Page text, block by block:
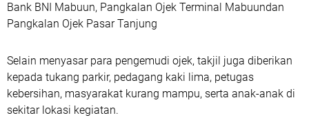
Bank BNI Mabuun, Pangkalan Ojek Terminal Mabuundan
Pangkalan Ojek Pasar Tanjung
Selain menyasar para pengemudi ojek, takjil juga diberikan
kepada tukang parkir, pedagang kaki lima, petugas
kebersihan, masyarakat kurang mampu, serta anak-anak di
sekitar lokasi kegiatan.